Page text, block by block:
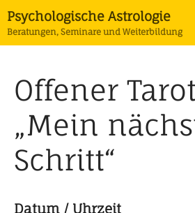
Psychologische Astrologie
Beratungen, Seminare und Weiterbildung
Offener
„Mein
Schritt“
Datum / Uhrzeit